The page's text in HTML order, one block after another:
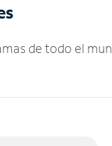
de todo el